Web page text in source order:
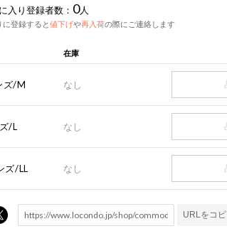
入り登録者数： 0人
に登録すると値下げや再入荷の際にご連絡します
在庫
ズ/M なし
/L なし
ズ/LL なし
URLをコ